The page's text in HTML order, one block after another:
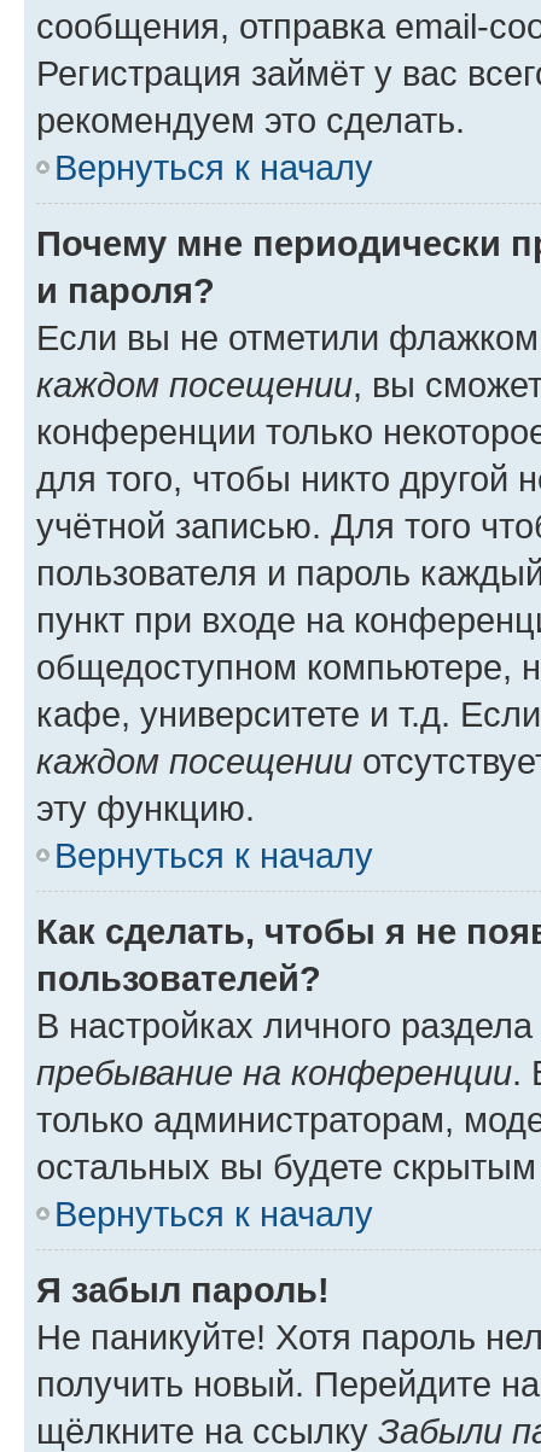
сообщения, отправка email-
Регистрация займёт у вас
рекомендуем это сделать.
Вернуться к началу
Почему мне периодически
и пароля?
Если вы не отметили
каждом посещении, вы
конференции только
для того, чтобы никто другой
учётной записью. Для того
пользователя и пароль
пункт при входе на
общедоступном компьютере,
кафе, университете и т.д.
каждом посещении
эту функцию.
Вернуться к началу
Как сделать, чтобы я не
пользователей?
В настройках личного
пребывание на конференции.
только администраторам,
остальных вы будете
Вернуться к началу
Я забыл пароль!
Не паникуйте! Хотя пароль
получить новый. Перейдите
щёлкните на ссылку Забыли